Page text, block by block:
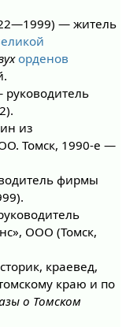
— житель
орденов
из
Томск, 1990-е —
фирмы
ООО (Томск,
краевед,
краю и по
о Томском